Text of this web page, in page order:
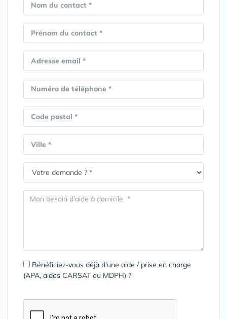
Nom du contact *
Prénom du contact *
Adresse email *
Numéro de téléphone *
Code postal *
Ville *
Bénéficiez-vous déjà d’une aide / prise en charge
(APA, aides CARSAT ou MDPH) ?